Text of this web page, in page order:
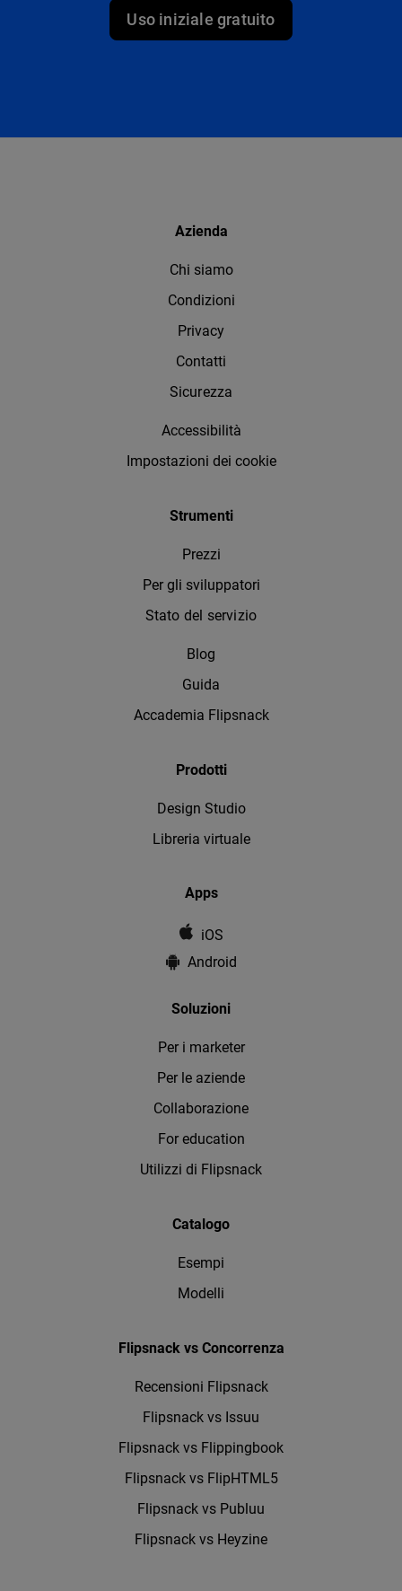
Uso iniziale gratuito
Azienda
Chi siamo
Condizioni
Privacy
Contatti
Sicurezza
Accessibilità
Impostazioni dei cookie
Strumenti
Prezzi
Per gli sviluppatori
Stato del servizio
Blog
Guida
Accademia Flipsnack
Prodotti
Design Studio
Libreria virtuale
Apps
iOS
Android
Soluzioni
Per i marketer
Per le aziende
Collaborazione
For education
Utilizzi di Flipsnack
Catalogo
Esempi
Modelli
Flipsnack vs Concorrenza
Recensioni Flipsnack
Flipsnack vs Issuu
Flipsnack vs Flippingbook
Flipsnack vs FlipHTML5
Flipsnack vs Publuu
Flipsnack vs Heyzine